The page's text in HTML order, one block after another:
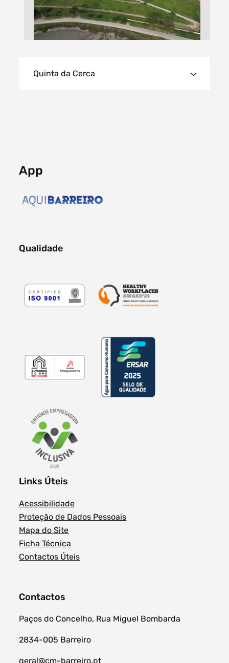
Quinta da Cerca
App
Qualidade
Links Úteis
Acessibilidade
Proteção de Dados Pessoais
Mapa do Site
Ficha Técnica
Contactos Úteis
Contactos
Paços do Concelho, Rua Miguel Bombarda
2834-005 Barreiro
geral@cm-barreiro.pt